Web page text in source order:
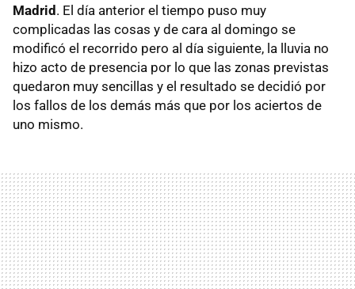
Madrid . El día anterior el tiempo puso muy
complicadas las cosas y de cara al domingo se
modificó el recorrido pero al día siguiente, la lluvia no
hizo acto de presencia por lo que las zonas previstas
quedaron muy sencillas y el resultado se decidió por
los fallos de los demás más que por los aciertos de
uno mismo.